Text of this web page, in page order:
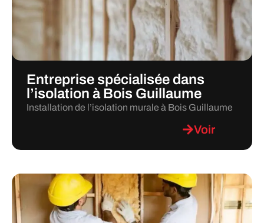
Entreprise spécialisée dans
l’isolation à Bois Guillaume
Installation de l’isolation murale à Bois Guillaume
Voir